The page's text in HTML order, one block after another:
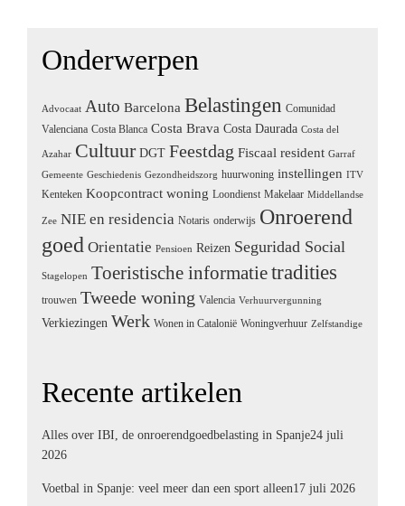
Onderwerpen
Advocaat Auto Barcelona Belastingen Comunidad
Valenciana Costa Blanca Costa Brava Costa Daurada Costa del
Azahar Cultuur DGT Feestdag Fiscaal resident Garraf
Gemeente Geschiedenis Gezondheidszorg huurwoning instellingen ITV
Kenteken Koopcontract woning Loondienst Makelaar Middellandse
Zee NIE en residencia Notaris onderwijs Onroerend
goed Orientatie Pensioen Reizen Seguridad Social
Stagelopen Toeristische informatietradities
trouwen Tweede woning Valencia Verhuurvergunning
Verkiezingen Werk Wonen in Catalonië Woningverhuur Zelfstandige
Recente artikelen
Alles over IBI, de onroerendgoedbelasting in Spanje24 juli
2026
Voetbal in Spanje: veel meer dan een sport alleen17 juli 2026